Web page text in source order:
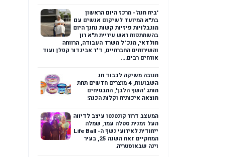
'בית חנה'- מרכז היום הראשון
בת"א המיועד לשיקום אנשים עם
מוגבלויות פיזיות קשות נחנך היום
בהשתתפות ראש עיריית ת"א רון
חולדאי, מנכ"ל משרד העבודה, הרווחה
והשירותים החברתיים, ד"ר אביגדור קפלן ועוד
אורחים רבים....
תנובה משיקה לכבוד חג
השבועות, 4 מוצרים חדשים תחת
מותג 'השף הלבן', המבטיחים
תוצאה איכותית וקלות הכנה!
המעצב דרור קונטנטו עיצב לדיווה
העל זמנית סטלה עמר, שמלה
ייחודית לאירועי נשף ה- Life Ball
המתקיים זאת השנה 25, בעיר
וינה שבאוסטריה.